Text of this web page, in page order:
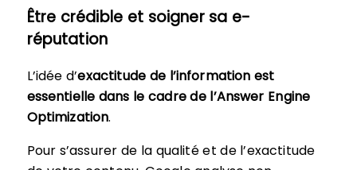
Être crédible et soigner sa e-
réputation
L’idée d’exactitude de l’information est
essentielle dans le cadre de l’Answer Engine
Optimization.
Pour s’assurer de la qualité et de l’exactitude